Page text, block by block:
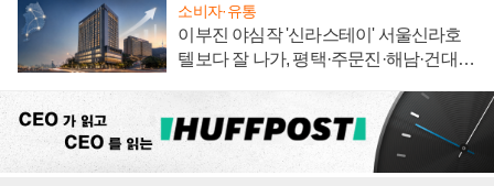
소비자·유통
이부진 야심작 '신라스테이' 서울신라호
텔보다 잘 나가, 평택·주문진·해남·건대로